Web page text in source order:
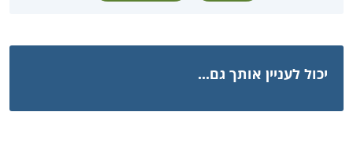
יכול לעניין אותך גם...